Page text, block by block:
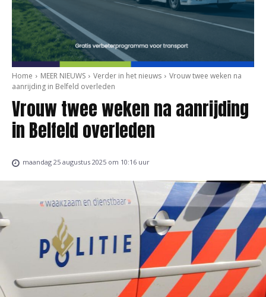
Home MEER NIEUWS Verder in het nieuws
Vrouw twee weken na
aanrijding in Belfeld overleden
Vrouw twee weken na aanrijding
in Belfeld overleden
maandag 25 augustus 2025 om 10:16 uur